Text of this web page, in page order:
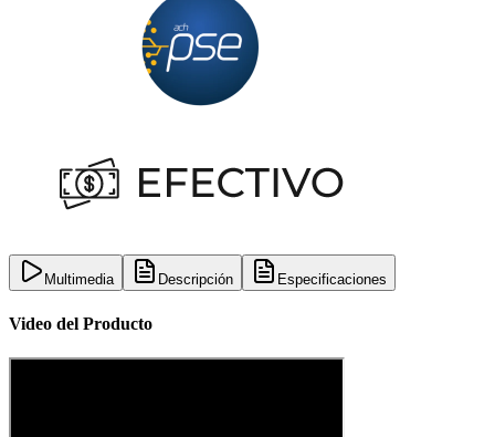
Multimedia Descripción Especificaciones
Video del Producto